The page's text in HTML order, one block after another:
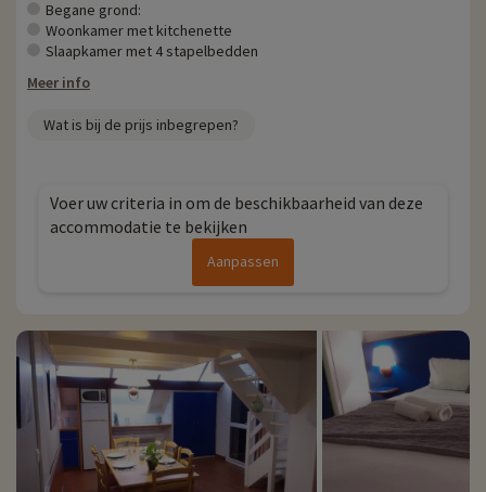
kunt ze ontdekken
door hier te klikken!
Meer informatie
Begane grond:
Woonkamer met kitchenette
Slaapkamer met 4 stapelbedden
Meer info
Wat is bij de prijs inbegrepen?
Voer uw criteria in om de beschikbaarheid van deze
accommodatie te bekijken
Aanpassen